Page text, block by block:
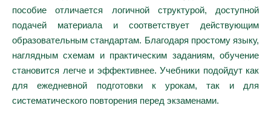
пособие отличается логичной структурой, доступной
подачей материала и соответствует действующим
образовательным стандартам. Благодаря простому языку,
наглядным схемам и практическим заданиям, обучение
становится легче и эффективнее. Учебники подойдут как
для ежедневной подготовки к урокам, так и для
систематического повторения перед экзаменами.